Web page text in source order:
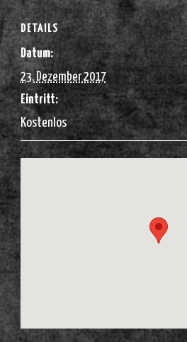
DETAILS
Datum:
23. Dezember 2017
Eintritt:
Kostenlos